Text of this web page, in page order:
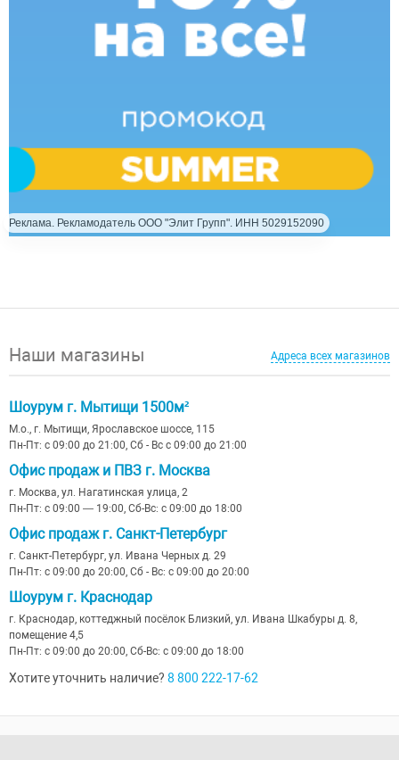
Реклама. Рекламодатель ООО "Элит Групп". ИНН 5029152090
Наши магазины Адреса всех магазинов
Шоурум г. Мытищи 1500м²
М.о., г. Мытищи, Ярославское шоссе, 115
Пн-Пт: с 09:00 до 21:00, Сб - Вс с 09:00 до 21:00
Офис продаж и ПВЗ г. Москва
г. Москва, ул. Нагатинская улица, 2
Пн-Пт: с 09:00 — 19:00, Сб-Вс: с 09:00 до 18:00
Офис продаж г. Санкт-Петербург
г. Санкт-Петербург, ул. Ивана Черных д. 29
Пн-Пт: с 09:00 до 20:00, Сб - Вс: с 09:00 до 20:00
Шоурум г. Краснодар
г. Краснодар, коттеджный посёлок Близкий, ул. Ивана Шкабуры д. 8,
помещение 4,5
Пн-Пт: с 09:00 до 20:00, Сб-Вс: с 09:00 до 18:00
Хотите уточнить наличие? 8 800 222-17-62